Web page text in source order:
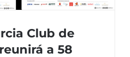
Club de
a 58